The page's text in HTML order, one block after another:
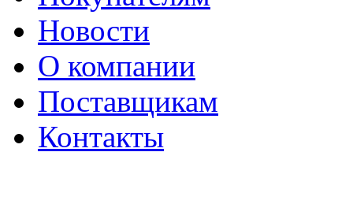
Новости
О компании
Поставщикам
Контакты